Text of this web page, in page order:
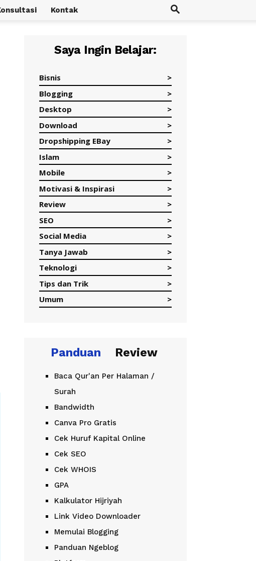
Kontak
Saya Ingin Belajar:
Bisnis
Blogging
Desktop
Download
Dropshipping EBay
Islam
Mobile
Motivasi & Inspirasi
Review
SEO
Social Media
Tanya Jawab
Teknologi
Tips dan Trik
Umum
Panduan Review
Baca Qur'an Per Halaman /
Surah
Bandwidth
Canva Pro Gratis
Cek Huruf Kapital Online
Cek SEO
Cek WHOIS
GPA
Kalkulator Hijriyah
Link Video Downloader
Memulai Blogging
Panduan Ngeblog